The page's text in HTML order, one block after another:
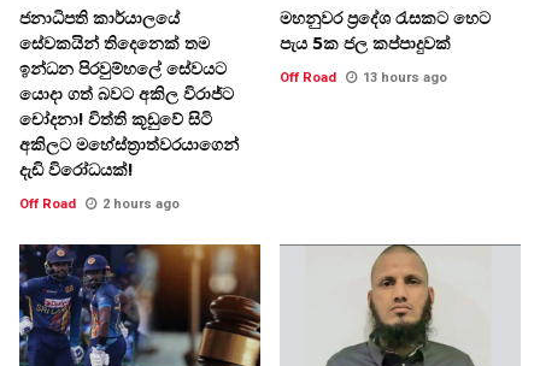
ජනාධිපති කාර්යාලයේ
සේවකයින් තිදෙනෙක් තම
ඉන්ධන පිරවුම්හලේ සේවයට
යොදා ගත් බවට අකිල විරාජ්ට
චෝදනා! විත්ති කූඩුවේ සිටි
අකිලට මහේස්ත්‍රාත්වරයාගෙන්
දැඩි විරෝධයක්!
Off Road 2 hours ago
මහනුවර ප්‍රදේශ රැසකට හෙට
පැය 5ක ජල කප්පාදුවක්
Off Road 13 hours ago